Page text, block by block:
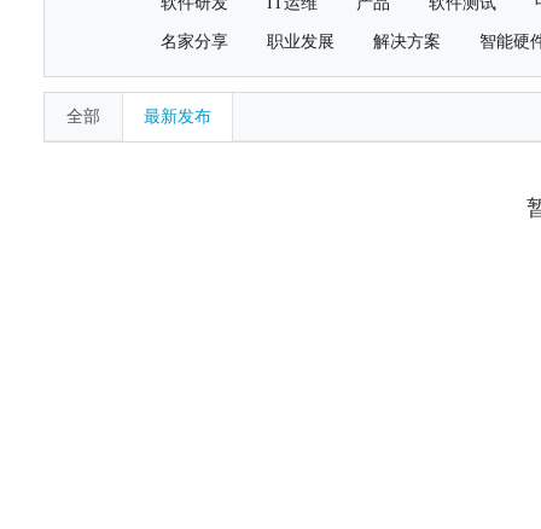
名家分享 职业发展 解决方案 智能硬
全部 最新发布